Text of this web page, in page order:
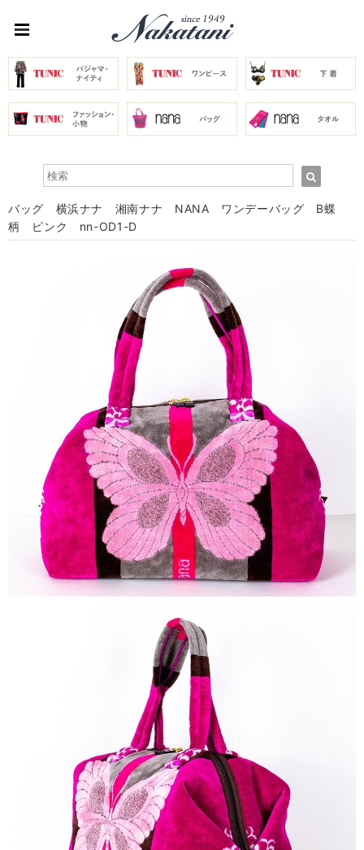
バッグ 横浜ナナ 湘南ナナ NANA ワンデーバッグ B蝶
柄 ピンク nn-OD1-D